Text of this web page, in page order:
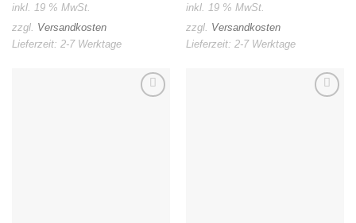
inkl. 19 % MwSt.
zzgl. Versandkosten
Lieferzeit: 2-7 Werktage
inkl. 19 % MwSt.
zzgl. Versandkosten
Lieferzeit: 2-7 Werktage